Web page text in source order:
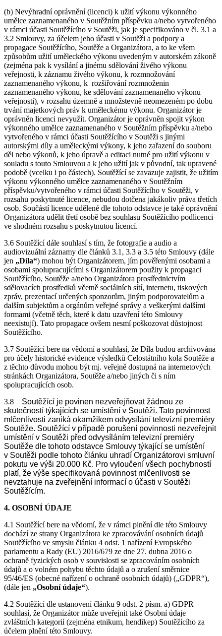
(b) Nevýhradní oprávnění (licenci) k užití výkonu výkonného
umělce zaznamenaného v Soutěžním příspěvku a/nebo vytvořeného
v rámci účasti Soutěžícího v Soutěži, jak je specifikováno v čl. 3.1 a
3.2 Smlouvy, za účelem jeho účasti v Soutěži a podpory a
propagace Soutěžícího, Soutěže a Organizátora, a to ke všem
způsobům užití uměleckého výkonu uvedeným v autorském zákoně
(zejména pak k vysílání a jinému sdělování živého výkonu
veřejnosti, k záznamu živého výkonu, k rozmnožování
zaznamenaného výkonu, k rozšiřování rozmnoženin
zaznamenaného výkonu, ke sdělování zaznamenaného výkonu
veřejnosti), v rozsahu územně a množstevně neomezeném po dobu
trvání majetkových práv k uměleckému výkonu. Organizátor je
oprávněn licenci nevyužít. Organizátor je oprávněn spojit výkon
výkonného umělce zaznamenaného v Soutěžním příspěvku a/nebo
vytvořeného v rámci účasti Soutěžícího v Soutěži s jinými
autorskými díly a uměleckými výkony, k jeho zařazení do souboru
děl nebo výkonů, k jeho úpravě a editaci nutné pro užití výkonu v
souladu s touto Smlouvou a k jeho užití jak v původní, tak upravené
podobě (vcelku i po částech). Soutěžící se zavazuje zajistit, že užitím
výkonu výkonného umělce zaznamenaného v Soutěžním
příspěvku/vytvořeného v rámci účasti Soutěžícího v Soutěži, v
rozsahu poskytnuté licence, nebudou dotčena jakákoliv práva třetích
osob. Součástí licence udělené dle tohoto odstavce je také oprávnění
Organizátora udělit třetí osobě bez souhlasu Soutěžícího podlicenci
ve shodném rozsahu s poskytnutou licencí.
3.6 Soutěžící dále souhlasí s tím, že fotografie a audio a
audiovizuální záznamy dle článků 3.1, 3.3 a 3.5 této Smlouvy (dále
jen „Díla“) mohou být Organizátorem, jím pověřenými osobami a
osobami spolupracujícími s Organizátorem použity k propagaci
Soutěžícího, Soutěže a/nebo Organizátora prostřednictvím
sdělovacích prostředků včetně sociálních sítí, internetu, tiskových
zpráv, prezentací určených sponzorům, jiným podporovatelům a
dalším subjektům a orgánům veřejné správy a veškerými dalšími
formami (včetně těch, které k datu uzavření této Smlouvy
neexistují). Tato propagace ovšem nesmí poškozovat důstojnost
Soutěžícího.
3.7 Soutěžící bere na vědomí a souhlasí, že Díla budou archivována
pro účely historické evidence výsledků Celostátního kola Soutěže a
z těchto důvodu mohou být mj. veřejně dostupná na internetových
stránkách Organizátora, Soutěže a/nebo jiných či s ním
spolupracujících osob.
3.8
Soutěžící je povinen nezveřejňovat žádnou ze
skutečností týkajících se umístění v Soutěži. Tato povinnost
mlčenlivosti zaniká okamžikem odvysílání televizní premiéry
Soutěže. Soutěžící v případě porušení povinnosti nezveřejnit
umístění v Soutěži před odvysíláním televizní premiéry
Soutěže dle tohoto odstavce Smlouvy týkající se umístění
v Soutěži podle tohoto článku uhradí Organizátorovi smluvní
pokutu ve výši 20.000 Kč. Pro vyloučení všech pochybností
platí, že výše specifikovaná povinnost mlčenlivosti se
nevztahuje na zveřejnění informací o účasti v Soutěži
Soutěžícím.
4. OSOBNÍ ÚDAJE
4.1 Soutěžící bere na vědomí, že v rámci plnění dle této Smlouvy
dochází ze strany Organizátora ke zpracovávání osobních údajů
Soutěžícího ve smyslu článku 4 odst. 1 nařízení Evropského
parlamentu a Rady (EU) 2016/679 ze dne 27. dubna 2016 o
ochraně fyzických osob v souvislosti se zpracováním osobních
údajů a o volném pohybu těchto údajů a o zrušení směrnice
95/46/ES (obecné nařízení o ochraně osobních údajů) („GDPR“),
(dále jen „Osobní údaje“).
4.2 Soutěžící dle ustanovení článku 9 odst. 2 písm. a) GDPR
souhlasí, že Organizátor může uveřejnit také Osobní údaje
zvláštních kategorií (zejména etnikum, hendikep) Soutěžícího za
účelem plnění této Smlouvy.